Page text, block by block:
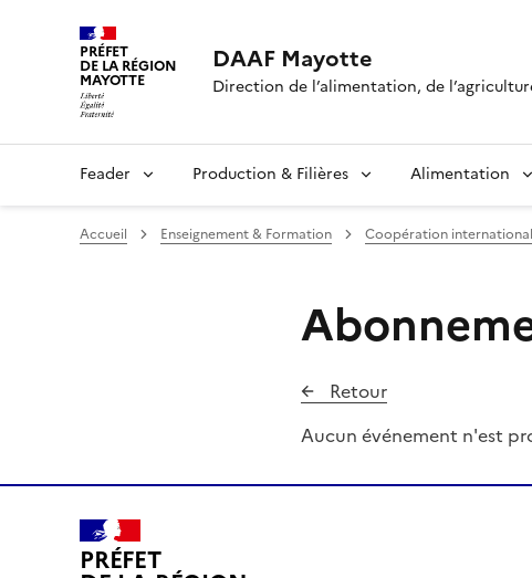
PRÉFET
DE LA RÉGION
MAYOTTE
DAAF Mayotte
Direction de l’alimentation, de
Feader Production & Filières Alimentation
Accueil Enseignement & Formation Coopération
Retour
Aucun événement n'est
PRÉFET